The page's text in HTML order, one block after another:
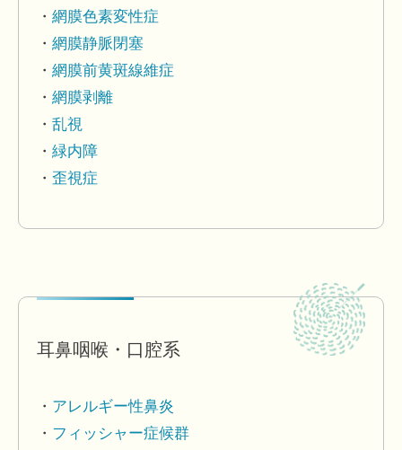
網膜色素変性症
網膜静脈閉塞
網膜前黄斑線維症
網膜剥離
乱視
緑内障
歪視症
耳鼻咽喉・口腔系
アレルギー性鼻炎
フィッシャー症候群